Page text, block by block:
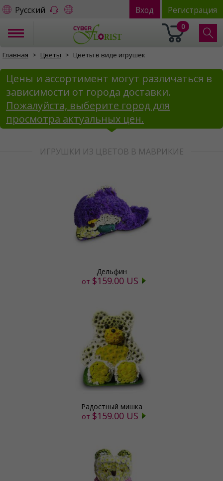
Русский Вход Регистрация
0
Главная Цветы Цветы в виде игрушек
Цены и ассортимент могут различаться в
зависимости от города доставки.
Пожалуйста, выберите город для
просмотра актуальных цен.
ИГРУШКИ ИЗ ЦВЕТОВ В МАВРИКИЕ
Дельфин
от $159.00 US
Радостный мишка
от $159.00 US